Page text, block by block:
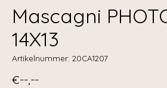
Mascagni
14X13
Artikelnummer: 20CA1207
€--,--